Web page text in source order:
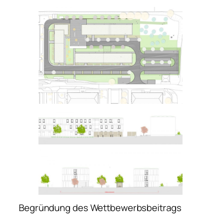
Begründung des Wettbewerbsbeitrags